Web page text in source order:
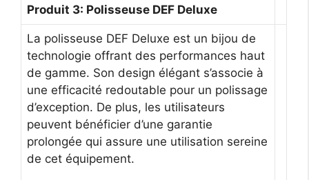
Produit 3: Polisseuse DEF Deluxe
La polisseuse DEF Deluxe est un bijou de
technologie offrant des performances haut
de gamme. Son design élégant s’associe à
une efficacité redoutable pour un polissage
d’exception. De plus, les utilisateurs
peuvent bénéficier d’une garantie
prolongée qui assure une utilisation sereine
de cet équipement.